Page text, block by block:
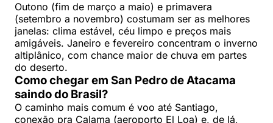
Outono (fim de março a maio) e primavera
(setembro a novembro) costumam ser as melhores
janelas: clima estável, céu limpo e preços mais
amigáveis. Janeiro e fevereiro concentram o inverno
altiplânico, com chance maior de chuva em partes
do deserto.
Como chegar em San Pedro de Atacama
saindo do Brasil?
O caminho mais comum é voo até Santiago,
conexão pra Calama (aeroporto El Loa) e, de lá,